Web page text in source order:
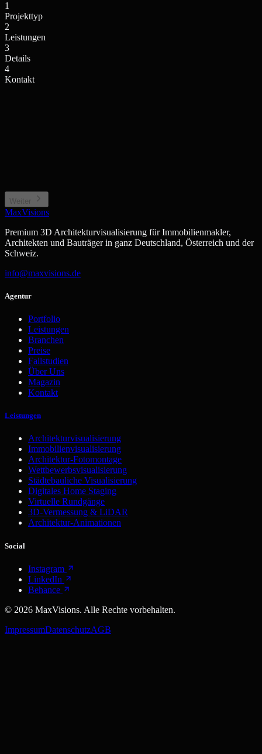
1
Projekttyp
2
Leistungen
3
Details
4
Kontakt
Weiter
MaxVisions
Premium 3D Architekturvisualisierung für Immobilienmakler,
Architekten und Bauträger in ganz Deutschland, Österreich und der
Schweiz.
info@maxvisions.de
Agentur
Portfolio
Leistungen
Branchen
Preise
Fallstudien
Über Uns
Magazin
Kontakt
Leistungen
Architekturvisualisierung
Immobilienvisualisierung
Architektur-Fotomontage
Wettbewerbsvisualisierung
Städtebauliche Visualisierung
Digitales Home Staging
Virtuelle Rundgänge
3D-Vermessung & LiDAR
Architektur-Animationen
Social
Instagram
LinkedIn
Behance
© 2026 MaxVisions. Alle Rechte vorbehalten.
ImpressumDatenschutzAGB